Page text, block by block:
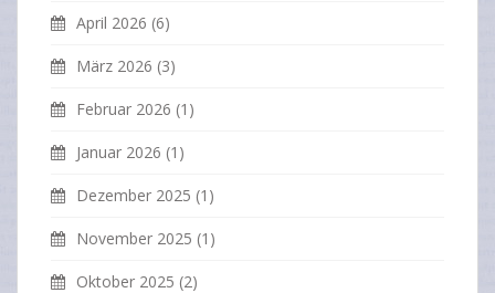
April 2026 (6)
März 2026 (3)
Februar 2026 (1)
Januar 2026 (1)
Dezember 2025 (1)
November 2025 (1)
Oktober 2025 (2)